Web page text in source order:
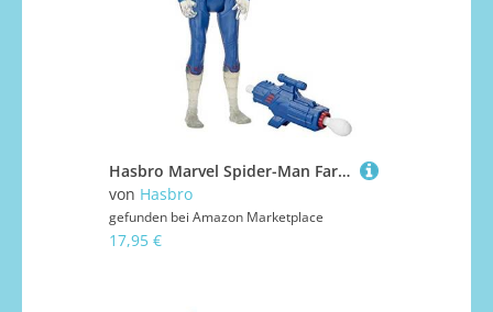
Hasbro Marvel Spider-Man Far from Home Under Cover Actionfigur 15 cm
von Hasbro
gefunden bei Amazon Marketplace
17,95 €